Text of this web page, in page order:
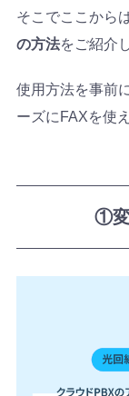
そこでここからは
の方法をご紹介
使用方法を事前
ーズにFAXを使
①変